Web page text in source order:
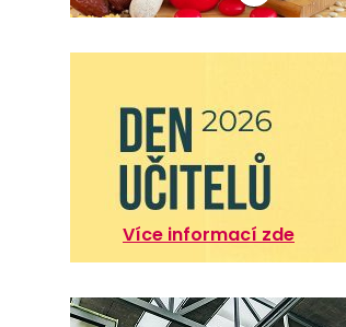
Více informací zde